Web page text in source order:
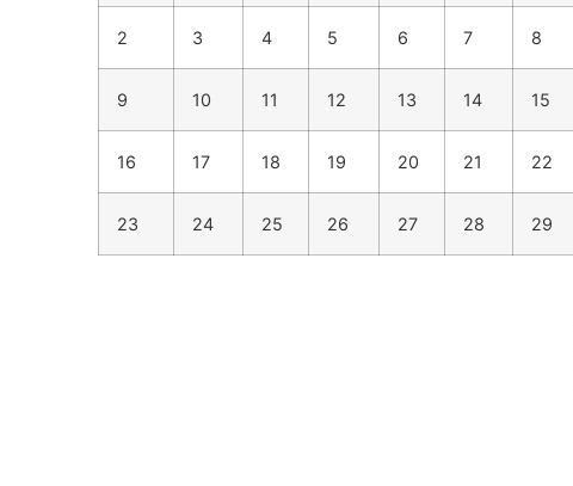
2 3 4 5 6 7 8
9 10 11 12 13 14 15
16 17 18 19 20 21 22
23 24 25 26 27 28 29